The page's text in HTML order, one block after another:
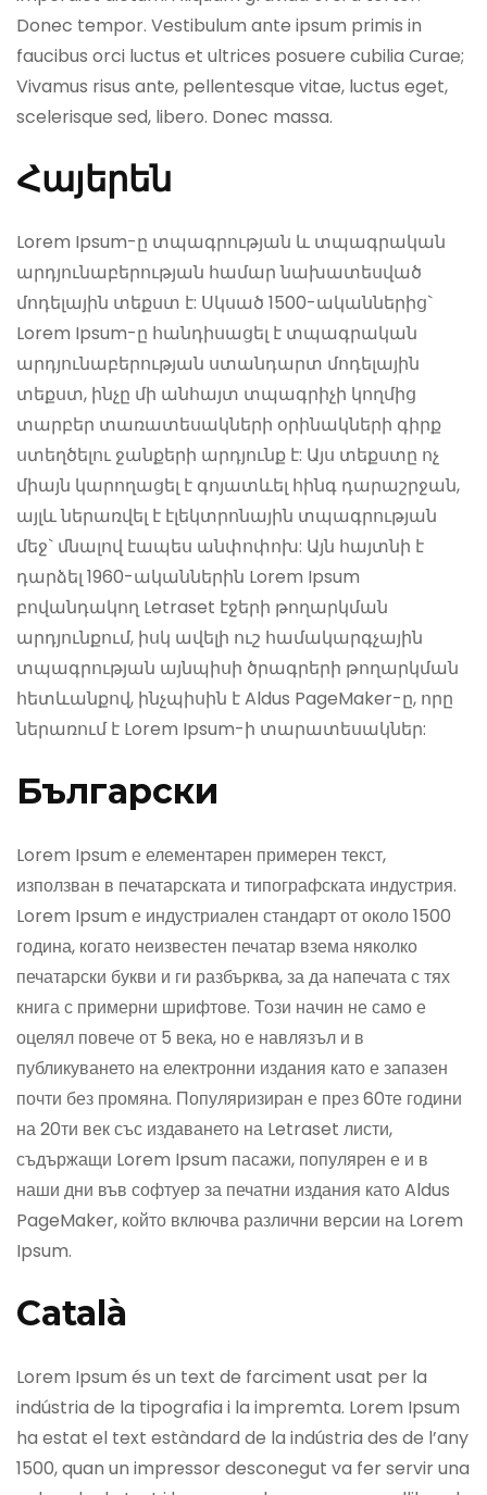
Donec tempor. Vestibulum ante ipsum primis in
faucibus orci luctus et ultrices posuere cubilia Curae;
Vivamus risus ante, pellentesque vitae, luctus eget,
scelerisque sed, libero. Donec massa.
Հայերեն
Lorem Ipsum-ը տպագրության և տպագրական
արդյունաբերության համար նախատեսված
մոդելային տեքստ է: Սկսած 1500-ականներից`
Lorem Ipsum-ը հանդիսացել է տպագրական
արդյունաբերության ստանդարտ մոդելային
տեքստ, ինչը մի անհայտ տպագրիչի կողմից
տարբեր տառատեսակների օրինակների գիրք
ստեղծելու ջանքերի արդյունք է: Այս տեքստը ոչ
միայն կարողացել է գոյատևել հինգ դարաշրջան,
այլև ներառվել է էլեկտրոնային տպագրության
մեջ` մնալով էապես անփոփոխ: Այն հայտնի է
դարձել 1960-ականներին Lorem Ipsum
բովանդակող Letraset էջերի թողարկման
արդյունքում, իսկ ավելի ուշ համակարգչային
տպագրության այնպիսի ծրագրերի թողարկման
հետևանքով, ինչպիսին է Aldus PageMaker-ը, որը
ներառում է Lorem Ipsum-ի տարատեսակներ:
Български
Lorem Ipsum е елементарен примерен текст,
използван в печатарската и типографската индустрия.
Lorem Ipsum е индустриален стандарт от около 1500
година, когато неизвестен печатар взема няколко
печатарски букви и ги разбърква, за да напечата с тях
книга с примерни шрифтове. Този начин не само е
оцелял повече от 5 века, но е навлязъл и в
публикуването на електронни издания като е запазен
почти без промяна. Популяризиран е през 60те години
на 20ти век със издаването на Letraset листи,
съдържащи Lorem Ipsum пасажи, популярен е и в
наши дни във софтуер за печатни издания като Aldus
PageMaker, който включва различни версии на Lorem
Ipsum.
Català
Lorem Ipsum és un text de farciment usat per la
indústria de la tipografia i la impremta. Lorem Ipsum
ha estat el text estàndard de la indústria des de l’any
1500, quan un impressor desconegut va fer servir una